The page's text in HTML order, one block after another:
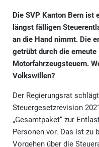
Die SVP Kanton Bern ist
längst fälligen
an die Hand nimmt. Die
getrübt durch die erneute
Motorfahrzeugsteuern.
Volkswillen?
Der Regierungsrat
Steuergesetzrevision
„Gesamtpaket“ zur
Personen vor. Das ist zu
Vorgehen über die